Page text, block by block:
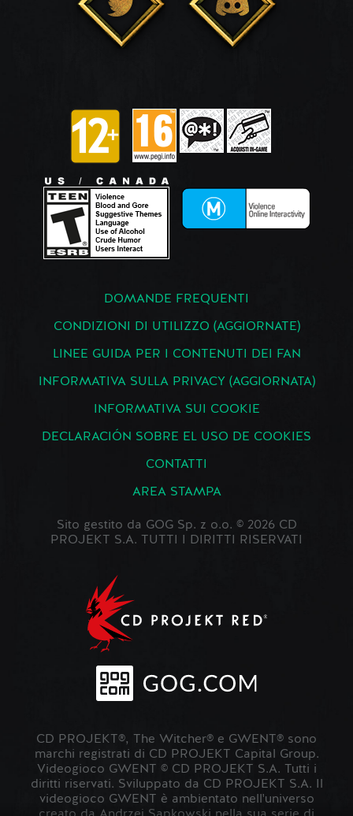
DOMANDE FREQUENTI
CONDIZIONI DI UTILIZZO (AGGIORNATE)
LINEE GUIDA PER I CONTENUTI DEI FAN
INFORMATIVA SULLA PRIVACY (AGGIORNATA)
INFORMATIVA SUI COOKIE
DECLARACIÓN SOBRE EL USO DE COOKIES
CONTATTI
AREA STAMPA
Sito gestito da GOG Sp. z o.o. © 2026 CD
PROJEKT S.A. TUTTI I DIRITTI RISERVATI
CD PROJEKT®, The Witcher® e GWENT® sono
marchi registrati di CD PROJEKT Capital Group.
Videogioco GWENT © CD PROJEKT S.A. Tutti i
diritti riservati. Sviluppato da CD PROJEKT S.A. Il
videogioco GWENT è ambientato nell'universo